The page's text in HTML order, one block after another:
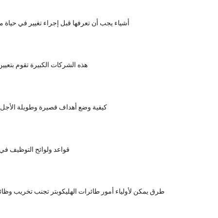
5 أشياء يجب أن تعرفها قبل إجراء تغيير في
هذه الشركات الكبيرة تقوم
كيفية وضع أهداف قصيرة وطويلة الأجل
قواعد ولوائح التوظيف
7 طرق يمكن لأولياء أمور طائرات الهليكوبتر تجنب تخريب